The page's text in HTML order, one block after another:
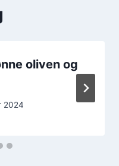
oliven og
2024